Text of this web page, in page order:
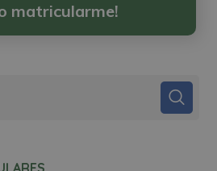
matricularme!